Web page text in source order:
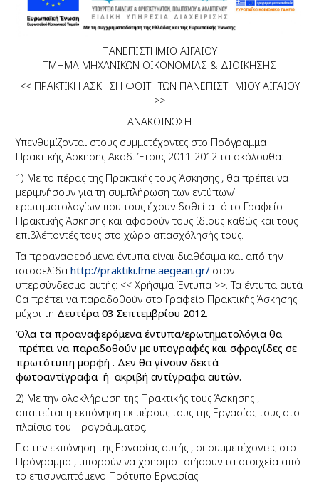
ΠΑΝΕΠΙΣΤΗΜΙΟ ΑΙΓΑΙΟΥ
ΤΜΗΜΑ ΜΗΧΑΝΙΚΩΝ ΟΙΚΟΝΟΜΙΑΣ & ΔΙΟΙΚΗΣΗΣ
<< ΠΡΑΚΤΙΚΗ ΑΣΚΗΣΗ ΦΟΙΤΗΤΩΝ ΠΑΝΕΠΙΣΤΗΜΙΟΥ ΑΙΓΑΙΟΥ
>>
ΑΝΑΚΟΙΝΩΣΗ
Υπενθυμίζονται στους συμμετέχοντες στο Πρόγραμμα
Πρακτικής Άσκησης Ακαδ. Έτους 2011-2012 τα ακόλουθα:
1) Με το πέρας της Πρακτικής τους Άσκησης , θα πρέπει να
μεριμνήσουν για τη συμπλήρωση των εντύπων/
ερωτηματολογίων που τους έχουν δοθεί από το Γραφείο
Πρακτικής Άσκησης και αφορούν τους ίδιους καθώς και τους
επιβλέποντές τους στο χώρο απασχόλησής τους.
Τα προαναφερόμενα έντυπα είναι διαθέσιμα και από την
ιστοσελίδαhttp://praktiki.fme.aegean.gr/ στον
υπερσύνδεσμο αυτής: << Χρήσιμα Έντυπα >>. Τα έντυπα αυτά
θα πρέπει να παραδοθούν στο Γραφείο Πρακτικής Άσκησης
μέχρι τη Δευτέρα 03 Σεπτεμβρίου 2012.
Όλα τα προαναφερόμενα έντυπα/ερωτηματολόγια θα
πρέπει να παραδοθούν με υπογραφές και σφραγίδες σε
πρωτότυπη μορφή . Δεν θα γίνουν δεκτά
φωτοαντίγραφα ή ακριβή αντίγραφα αυτών.
2) Με την ολοκλήρωση της Πρακτικής τους Άσκησης ,
απαιτείται η εκπόνηση εκ μέρους τους της Εργασίας τους στο
πλαίσιο του Προγράμματος.
Για την εκπόνηση της Εργασίας αυτής , οι συμμετέχοντες στο
Πρόγραμμα , μπορούν να χρησιμοποιήσουν τα στοιχεία από
το επισυναπτόμενο Πρότυπο Εργασίας.